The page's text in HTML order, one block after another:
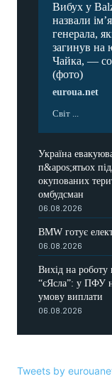
Вибух у
назвали ім’я
генерала,
загинув на
Чайка, —
(фото)
euroua.net
Світ ...
Україна
п&apos;ятьох
окупованих
омбудсман
06.08.2026
BMW готує
06.08.2026
Вихід на роботу
“єЯсла”: у ПФУ
умову виплати
06.08.2026
Tweets by